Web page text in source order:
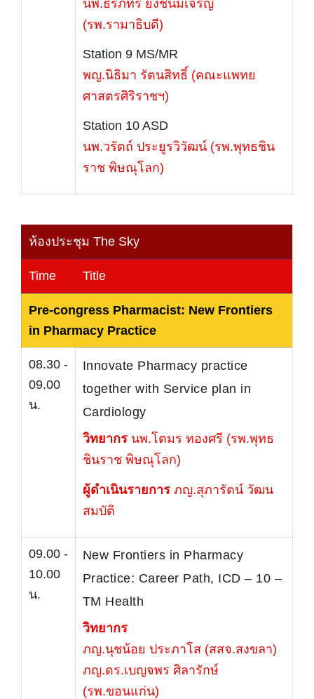
นพ.ธีรภัทร ยิ่งชนม์เจริญ
(รพ.รามาธิบดี)
Station 9 MS/MR
พญ.นิธิมา รัตนสิทธิ์ (คณะแพทย
ศาสตรศิริราชฯ)
Station 10 ASD
นพ.วรัตถ์ ประยูรวิวัฒน์ (รพ.พุทธชิน
ราช พิษณุโลก)
ห้องประชุม The Sky
Time Title
Pre-congress Pharmacist: New Frontiers
in Pharmacy Practice
08.30 -
09.00
น.
Innovate Pharmacy practice
together with Service plan in
Cardiology
วิทยากร นพ.โตมร ทองศรี (รพ.พุทธ
ชินราช พิษณุโลก)
ผู้ดำเนินรายการภญ.สุภารัตน์ วัฒน
สมบัติ
09.00 -
10.00
น.
New Frontiers in Pharmacy
Practice: Career Path, ICD – 10 –
TM Health
วิทยากร
ภญ.นุชน้อย ประภาโส (สสจ.สงขลา)
ภญ.ดร.เบญจพร ศิลารักษ์
(รพ.ขอนแก่น)